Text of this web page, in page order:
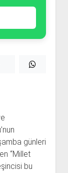
günleri
“Millet
bu